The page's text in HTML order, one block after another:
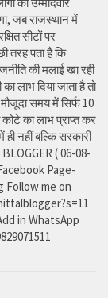
जब राजस्थान में
सीटों पर
तरह पता है कि
की मलाई खा रही
लाभ दिया जाता है तो
समय में सिर्फ 10
का लाभ प्राप्त कर
ही नहीं बल्कि सरकारी
( 06-08-
Page-
Follow me on
in WhatsApp